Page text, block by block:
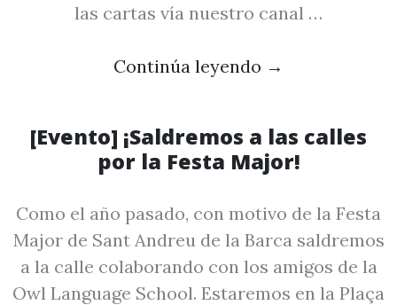
las cartas vía nuestro canal …
Continúa leyendo →
[Evento] ¡Saldremos a las calles
por la Festa Major!
Como el año pasado, con motivo de la Festa
Major de Sant Andreu de la Barca saldremos
a la calle colaborando con los amigos de la
Owl Language School. Estaremos en la Plaça